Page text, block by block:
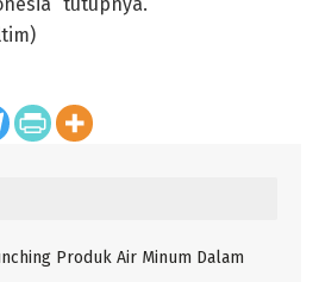
tutupnya.
Produk Air Minum Dalam